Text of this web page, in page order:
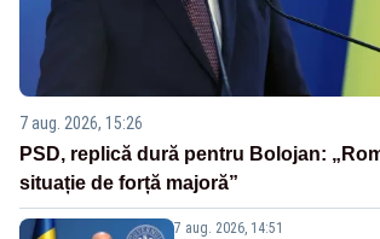
7 aug. 2026, 15:26
PSD, replică dură pentru Bolojan:
situație de forță majoră”
7 aug. 2026, 14:51